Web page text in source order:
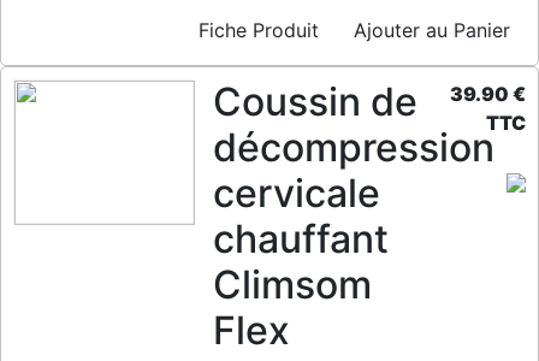
Fiche Produit Ajouter au Panier
Coussin de
décompression
cervicale
chauffant
Climsom
Flex
39.90 €
TTC